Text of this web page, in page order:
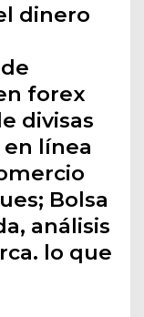
dinero
forex
divisas
línea
Bolsa
análisis
lo que